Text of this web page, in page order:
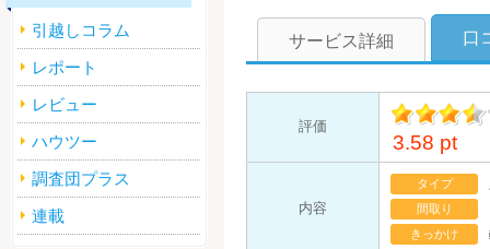
サービス詳細 口
評価
イント
3.58 pt
内容
タイプ
間取り
きっかけ
引越しコラム
レポート
レビュー
ハウツー
調査団プラス
連載